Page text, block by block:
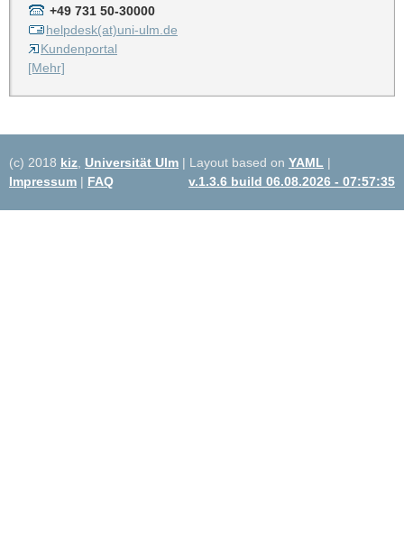
+49 731 50-30000
helpdesk(at)uni-ulm.de
Kundenportal
[Mehr]
(c) 2018 kiz Universität Ulm | Layout based on YAML |
Impressum | FAQ v.1.3.6 build 06.08.2026 - 07:57:35